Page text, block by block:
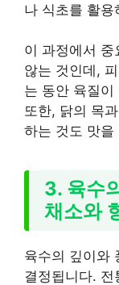
나 식초를 활용
이 과정에서 중
않는 것인데,
는 동안 육질
또한, 닭의 목
하는 것도 맛을
3. 육수
채소와
육수의 깊이와
결정됩니다.